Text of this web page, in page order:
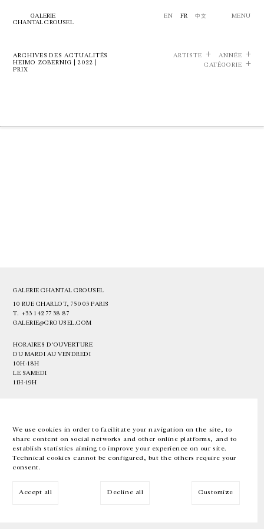
We use cookies in order to facilitate your navigation on the site, to
share content on social networks and other online platforms, and to
establish statistics aiming to improve your experience on our site.
Technical cookies cannot be configured, but the others require your
consent.
Accept all Decline all Customize
GALERIE
CHANTAL CROUSEL
EN FR 中文 MENU
ARCHIVES DES ACTUALITÉS
HEIMO ZOBERNIG | 2022 |
PRIX
ARTISTE
ANNÉE
CATÉGORIE
GALERIE CHANTAL CROUSEL
10 RUE CHARLOT, 75003 PARIS
T. +33 1 42 77 38 87
GALERIE@CROUSEL.COM
HORAIRES D'OUVERTURE
DU MARDI AU VENDREDI
10H-18H
LE SAMEDI
11H-19H
EN FR 中文 Facebook Instagram
Inscrivez-vous à notre newsletter